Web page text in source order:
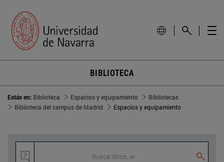
BIBLIOTECA
Estás en: Biblioteca Espacios y equipamiento
Bibliotecas
Biblioteca del campus de Madrid
Espacios y equipamiento
Busca libros, artí